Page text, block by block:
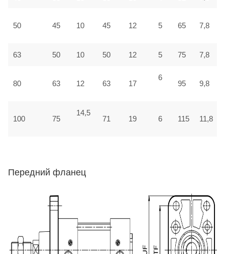
50 45 10 45 12 5 65 7,8
63 50 10 50 12 5 75 7,8
80 63 12 63 17
6
95 9,8
100 75
14,5
71 19 6 115 11,8
Передний фланец